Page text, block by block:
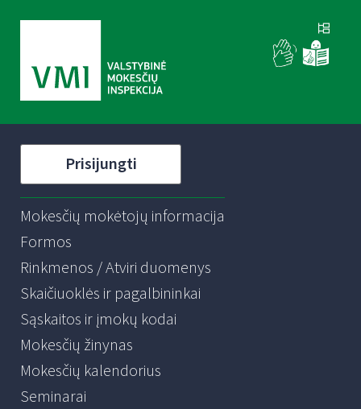
Prisijungti
Mokesčių mokėtojų informacija
Formos
Rinkmenos / Atviri duomenys
Skaičiuoklės ir pagalbininkai
Sąskaitos ir įmokų kodai
Mokesčių žinynas
Mokesčių kalendorius
Seminarai